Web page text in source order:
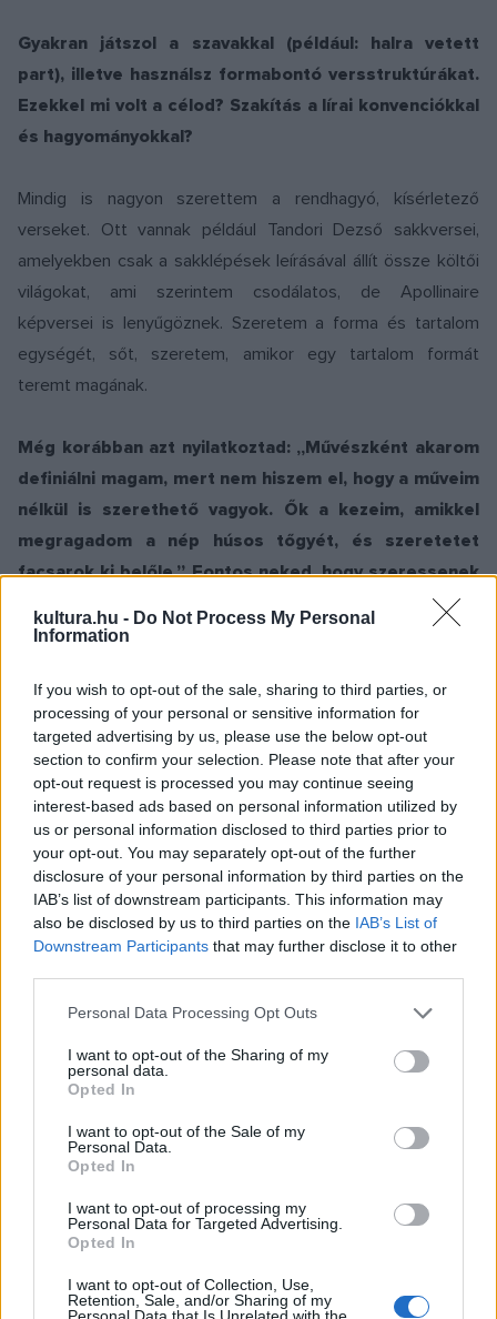
kultura.hu - Do Not Process My Personal
Information
If you wish to opt-out of the sale, sharing to third parties, or
processing of your personal or sensitive information for
targeted advertising by us, please use the below opt-out
section to confirm your selection. Please note that after your
opt-out request is processed you may continue seeing
interest-based ads based on personal information utilized by
us or personal information disclosed to third parties prior to
your opt-out. You may separately opt-out of the further
disclosure of your personal information by third parties on the
IAB’s list of downstream participants. This information may
also be disclosed by us to third parties on the IAB’s List of
Downstream Participants that may further disclose it to other
Please note that this website/app uses one or more Google
not limited to your visit or usage behaviour. You may click to
grant or deny consent to Google and its third-party tags to
use your data for below specified purposes in below Google
consent section.
Personal Data Processing Opt Outs
I want to opt-out of the Sharing of my
personal data.
Opted In
I want to opt-out of the Sale of my
Personal Data.
Opted In
I want to opt-out of processing my
Personal Data for Targeted Advertising.
Opted In
I want to opt-out of Collection, Use,
Retention, Sale, and/or Sharing of my
Personal Data that Is Unrelated with the
Gyakran játszol a szavakkal (például: halra vetett
part), illetve használsz formabontó versstruktúrákat.
Ezekkel mi volt a célod? Szakítás a lírai konvenciókkal
és hagyományokkal?
Mindig is nagyon szerettem a rendhagyó, kísérletező
verseket. Ott vannak például Tandori Dezső sakkversei,
amelyekben csak a sakklépések leírásával állít össze költői
világokat, ami szerintem csodálatos, de Apollinaire
képversei is lenyűgöznek. Szeretem a forma és tartalom
egységét, sőt, szeretem, amikor egy tartalom formát
teremt magának.
Még korábban azt nyilatkoztad: „Művészként akarom
definiálni magam, mert nem hiszem el, hogy a műveim
nélkül is szerethető vagyok. Ők a kezeim, amikkel
megragadom a nép húsos tőgyét, és szeretetet
facsarok ki belőle.” Fontos neked, hogy szeressenek
énje! Ez a vers születésének a pillanatában a saját akkori
érzéseim felnagyítása, karikaturisztikus eltúlzása, a falig tolt
bicikli. Volt érzésmagja ennek a megfogalmazásnak, de az
ebből nem visszafejthető. Ebben nem értünk egyet Locker
Dáviddal, aki az egyik könyvbemutatóján kihangsúlyozta,
hogy az ő verseiben nem a lírai én beszél, hanem Locker
Dávid. Én szeretném elválasztani a lírai ént Kellerwessel
Klaustól, számomra ez az írásaim szabadságának a záloga.
Ne azon kelljen aggódni, hogy mit fognak gondolni rólam
emberek, elég legyen törekedni arra, hogy jelentsen
számukra valamit. Függetleníteni akarom magamat a leírt
Ha van egy szerelmi bánatról szóló vers, akkor az olvasónak
ne kelljen automatikusan arra gondolni, hogy engem is
pontosan ez a lelki kín gyötör, ha pedig épp szerelmi bánat
gyötör, legyen lehetőségem arra, hogy kicseréljem a lány
nem velem történt meg, vagy kicseréljem az egészet egy
autósüldözésre.